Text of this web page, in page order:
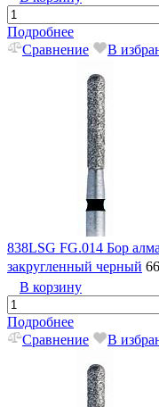
Подробнее
Сравнение
В
838LSG FG.014 Бор
закругленный черный
В корзину
Подробнее
Сравнение
В